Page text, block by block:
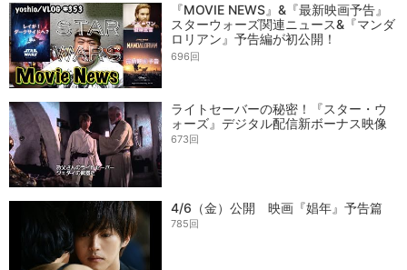
『MOVIE NEWS』&『最新映画予告』
スターウォーズ関連ニュース&『マンダ
ロリアン』予告編が初公開！
[yoshio/VLOG] #353
696回
ライトセーバーの秘密！『スター・ウ
ォーズ』デジタル配信新ボーナス映像
673回
4/6（金）公開 映画『娼年』予告篇
785回